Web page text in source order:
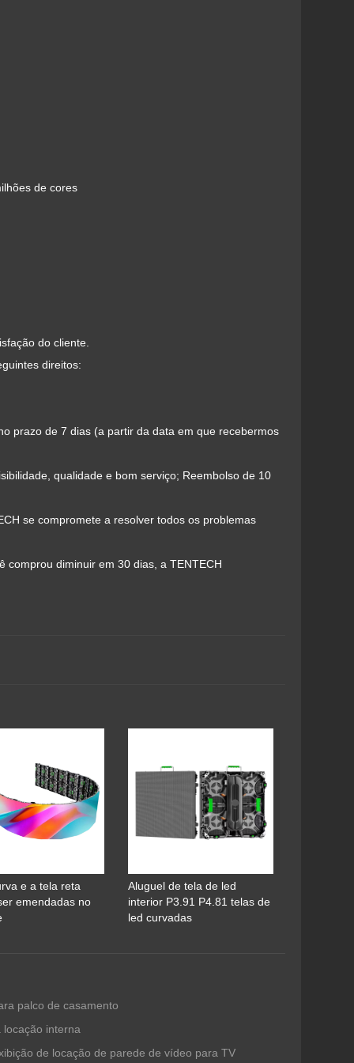
de cores
do cliente.
direitos:
prazo de 7 dias (a partir da data em que recebermos
qualidade e bom serviço; Reembolso de 10
se compromete a resolver todos os problemas
comprou diminuir em 30 dias, a TENTECH
e a tela reta
emendadas no
Aluguel de tela de led
interior P3.91 P4.81 telas de
led curvadas
palco de casamento
interna
de locação de parede de vídeo para TV